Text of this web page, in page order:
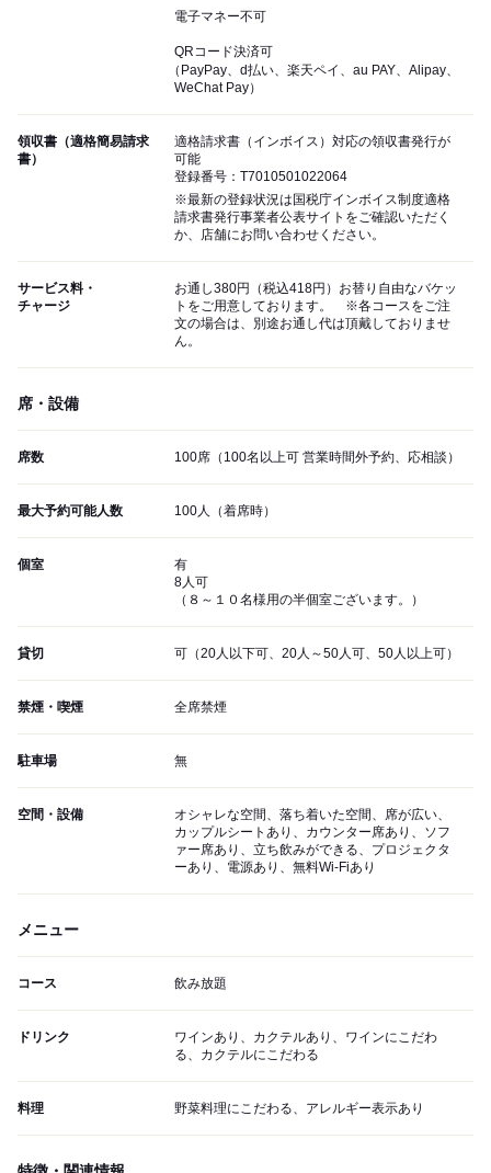
電子マネー不可
QRコード決済可
（PayPay、d払い、楽天ペイ、au PAY、Alipay、
WeChat Pay）
領収書（適格簡易請求
書）
適格請求書（インボイス）対応の領収書発行が
可能
登録番号：T7010501022064
※最新の登録状況は国税庁インボイス制度適格
請求書発行事業者公表サイトをご確認いただく
か、店舗にお問い合わせください。
サービス料・
チャージ
お通し380円（税込418円）お替り自由なバケッ
トをご用意しております。 ※各コースをご注
文の場合は、別途お通し代は頂戴しておりませ
ん。
席・設備
席数 100席（100名以上可 営業時間外予約、応相談）
最大予約可能人数 100人（着席時）
個室
有
8人可
（８～１０名様用の半個室ございます。）
貸切 可（20人以下可、20人～50人可、50人以上可）
禁煙・喫煙 全席禁煙
駐車場 無
空間・設備
オシャレな空間、落ち着いた空間、席が広い、
カップルシートあり、カウンター席あり、ソフ
ァー席あり、立ち飲みができる、プロジェクタ
ーあり、電源あり、無料Wi-Fiあり
メニュー
コース 飲み放題
ドリンク
ワインあり、カクテルあり、ワインにこだわ
る、カクテルにこだわる
料理 野菜料理にこだわる、アレルギー表示あり